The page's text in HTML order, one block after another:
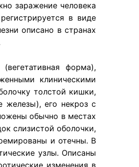
заражение человека
в виде
описано в странах
форма),
клиническими
толстой кишки,
железы), его некроз с
обычно в местах
слизистой оболочки,
и отечны. В
узлы. Описаны
изменения в